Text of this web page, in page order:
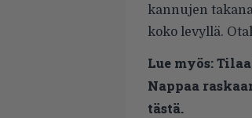
kannujen
koko levyllä.
Lue myös:
Nappaa
tästä.